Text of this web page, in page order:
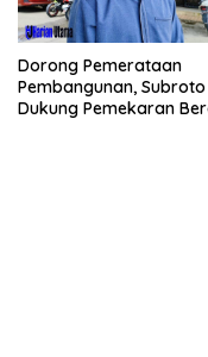
Dorong Pemerataan
Pembangunan, Subroto
Dukung Pemekaran